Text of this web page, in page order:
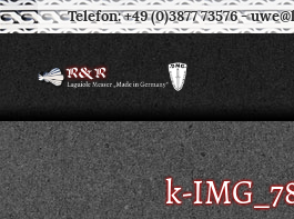
Telefon: +49 (0)3877 73576-
k-